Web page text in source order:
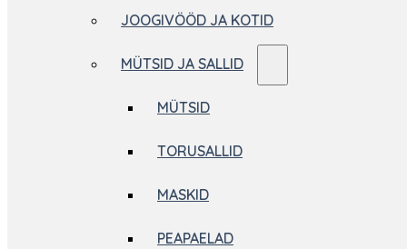
JOOGIVÖÖD JA KOTID
MÜTSID JA SALLID
MÜTSID
TORUSALLID
MASKID
PEAPAELAD